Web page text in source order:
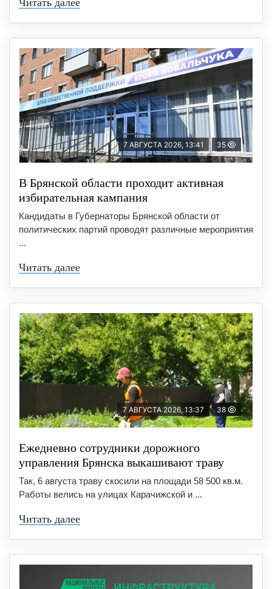
7 АВГУСТА 2026, 13:41 35
В Брянской области проходит активная
избирательная кампания
Кандидаты в Губернаторы Брянской области от
политических партий проводят различные мероприятия
...
Читать далее
7 АВГУСТА 2026, 13:37 38
Ежедневно сотрудники дорожного
управления Брянска выкашивают траву
Так, 6 августа траву скосили на площади 58 500 кв.м.
Работы велись на улицах Карачижской и ...
Читать далее